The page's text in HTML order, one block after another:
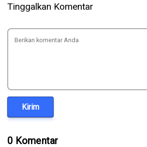
Tinggalkan Komentar
Kirim
0 Komentar